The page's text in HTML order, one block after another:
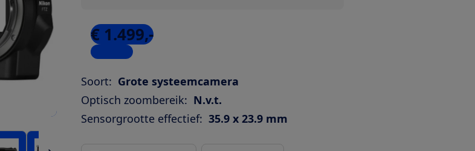
€ 1.499,-
4 winkels
Soort: Grote systeemcamera
Optisch zoombereik: N.v.t.
Sensorgrootte effectief: 35.9 x 23.9 mm